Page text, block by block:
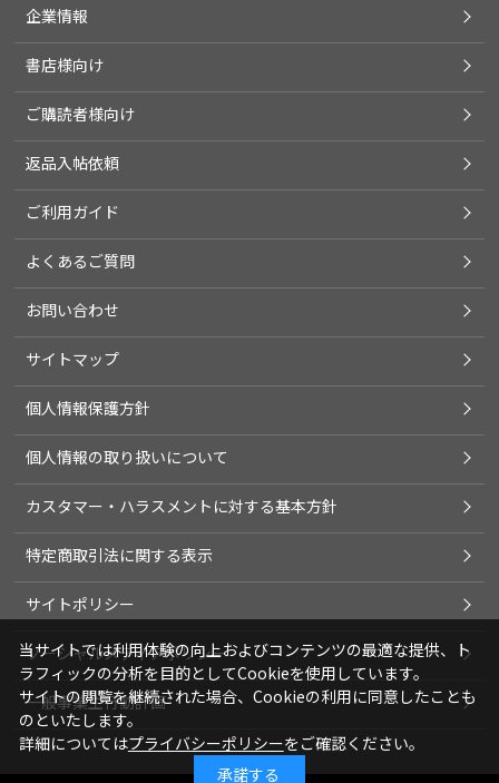
企業情報
書店様向け
ご購読者様向け
返品入帖依頼
ご利用ガイド
よくあるご質問
お問い合わせ
サイトマップ
個人情報保護方針
個人情報の取り扱いについて
カスタマー・ハラスメントに対する基本方針
特定商取引法に関する表示
サイトポリシー
ソーシャルメディアポリシー
一般事業主行動計画
当サイトでは利用体験の向上およびコンテンツの最適な提供、ト
ラフィックの分析を目的としてCookieを使用しています。
サイトの閲覧を継続された場合、Cookieの利用に同意したことも
のといたします。
詳細についてはプライバシーポリシーをご確認ください。
承諾する